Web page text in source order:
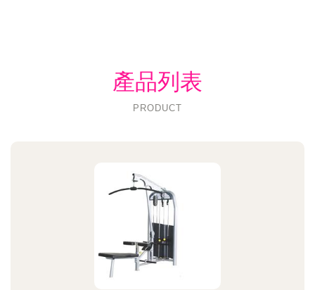
產品列表
PRODUCT